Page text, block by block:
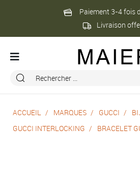
Paiement 3-4 fois
Livraison
ACCUEIL MARQUES GUCCI
GUCCI INTERLOCKING
BRACELET